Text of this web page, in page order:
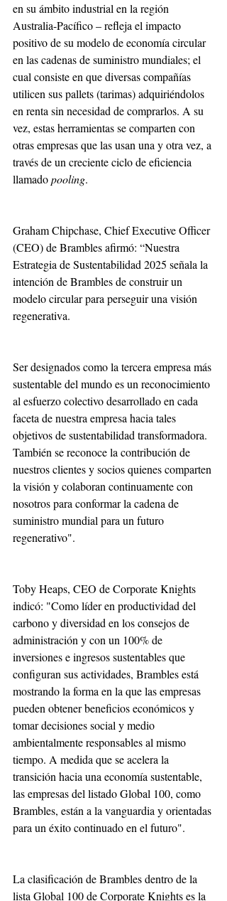
en su ámbito industrial en la región
Australia-Pacífico – refleja el impacto
positivo de su modelo de economía circular
en las cadenas de suministro mundiales; el
cual consiste en que diversas compañías
utilicen sus pallets (tarimas) adquiriéndolos
en renta sin necesidad de comprarlos. A su
vez, estas herramientas se comparten con
otras empresas que las usan una y otra vez, a
través de un creciente ciclo de eficiencia
llamado pooling.
Graham Chipchase, Chief Executive Officer
(CEO) de Brambles afirmó: “Nuestra
Estrategia de Sustentabilidad 2025 señala la
intención de Brambles de construir un
modelo circular para perseguir una visión
regenerativa.
Ser designados como la tercera empresa más
sustentable del mundo es un reconocimiento
al esfuerzo colectivo desarrollado en cada
faceta de nuestra empresa hacia tales
objetivos de sustentabilidad transformadora.
También se reconoce la contribución de
nuestros clientes y socios quienes comparten
la visión y colaboran continuamente con
nosotros para conformar la cadena de
suministro mundial para un futuro
regenerativo".
Toby Heaps, CEO de Corporate Knights
indicó: "Como líder en productividad del
carbono y diversidad en los consejos de
administración y con un 100% de
inversiones e ingresos sustentables que
configuran sus actividades, Brambles está
mostrando la forma en la que las empresas
pueden obtener beneficios económicos y
tomar decisiones social y medio
ambientalmente responsables al mismo
tiempo. A medida que se acelera la
transición hacia una economía sustentable,
las empresas del listado Global 100, como
Brambles, están a la vanguardia y orientadas
para un éxito continuado en el futuro".
La clasificación de Brambles dentro de la
lista Global 100 de Corporate Knights es la